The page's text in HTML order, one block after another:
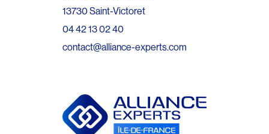
13730 Saint-Victoret
04 42 13 02 40
contact@alliance-experts.com